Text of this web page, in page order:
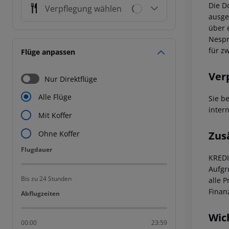
Verpflegung wählen
Flüge anpassen
Nur Direktflüge
Alle Flüge
Mit Koffer
Ohne Koffer
Flugdauer
Flugdauer
Bis zu 24 Stunden
Abflugzeiten
Abflugzeiten
00:00 23:59
Die
über
für
Sie
alle